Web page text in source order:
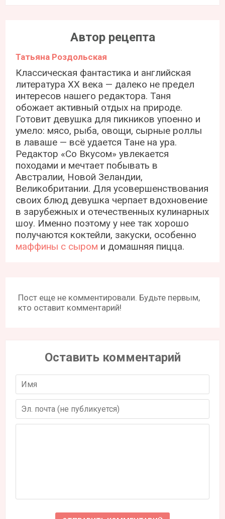
Автор рецепта
Татьяна Роздольская
Классическая фантастика и английская
литература ХХ века — далеко не предел
интересов нашего редактора. Таня
обожает активный отдых на природе.
Готовит девушка для пикников упоенно и
умело: мясо, рыба, овощи, сырные роллы
в лаваше — всё удается Тане на ура.
Редактор «Со Вкусом» увлекается
походами и мечтает побывать в
Австралии, Новой Зеландии,
Великобритании. Для усовершенствования
своих блюд девушка черпает вдохновение
в зарубежных и отечественных кулинарных
шоу. Именно поэтому у нее так хорошо
получаются коктейли, закуски, особенно
маффины с сыром и домашняя пицца.
Пост еще не комментировали. Будьте первым,
кто оставит комментарий!
Оставить комментарий